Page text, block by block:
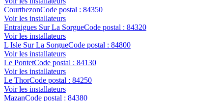
CourthezonCode postal : 84350
Voir les installateurs
Entraigues Sur La SorgueCode postal : 84320
Voir les installateurs
L Isle Sur La SorgueCode postal : 84800
Voir les installateurs
Le PontetCode postal : 84130
Voir les installateurs
Le ThorCode postal : 84250
Voir les installateurs
MazanCode postal : 84380